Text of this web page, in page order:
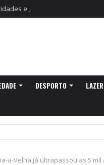
e criação artística marcam
DESPORTO LAZER
a-Velha já ultrapassou as 5 mil